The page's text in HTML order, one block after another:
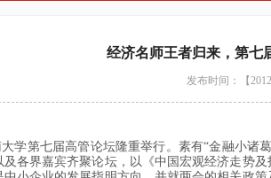
经济名师王者归来，第七
发布时间：【
大学第七届高管论坛隆重举行。素有“金融小诸
各界嘉宾齐聚论坛，以《中国宏观经济走势